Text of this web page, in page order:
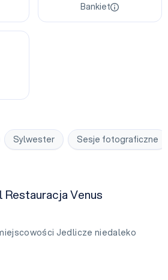
Bankiet
Sylwester Sesje fotograficzne
Venus
Jedlicze niedaleko